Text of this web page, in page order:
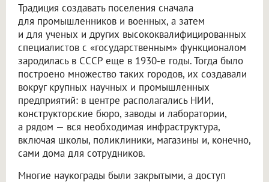
Традиция создавать поселения сначала
для промышленников и военных, а затем
и для ученых и других высококвалифицированных
специалистов с «государственным» функционалом
зародилась в СССР еще в 1930-е годы. Тогда было
построено множество таких городов, их создавали
вокруг крупных научных и промышленных
предприятий: в центре располагались НИИ,
конструкторские бюро, заводы и лаборатории,
а рядом — вся необходимая инфраструктура,
включая школы, поликлиники, магазины и, конечно,
сами дома для сотрудников.
Многие наукограды были закрытыми, а доступ